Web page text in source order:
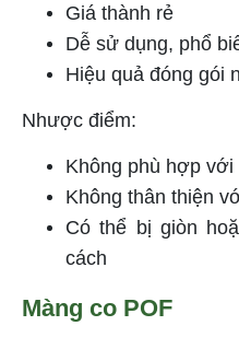
Giá thành rẻ
Dễ sử dụng, phổ
Hiệu quả đóng gói
Nhược điểm:
Không phù hợp với
Không thân thiện
Có thể bị giòn
cách
Màng co POF